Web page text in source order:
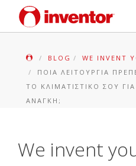
Αρχεία και Υποστήριξη
BLOG
WE INVENT
ΠΟΙΑ ΛΕΙΤΟΥΡΓΊΑ
ΤΟ ΚΛΙΜΑΤΙΣΤΙΚΌ ΣΟΥ
ΑΝΆΓΚΗ;
We invent